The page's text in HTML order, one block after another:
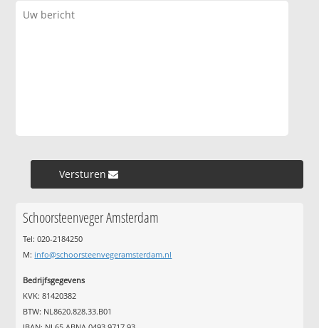
Versturen »
Schoorsteenveger Amsterdam
Tel: 020-2184250
M: info@schoorsteenvegeramsterdam.nl
Bedrijfsgegevens
KVK: 81420382
BTW: NL8620.828.33.B01